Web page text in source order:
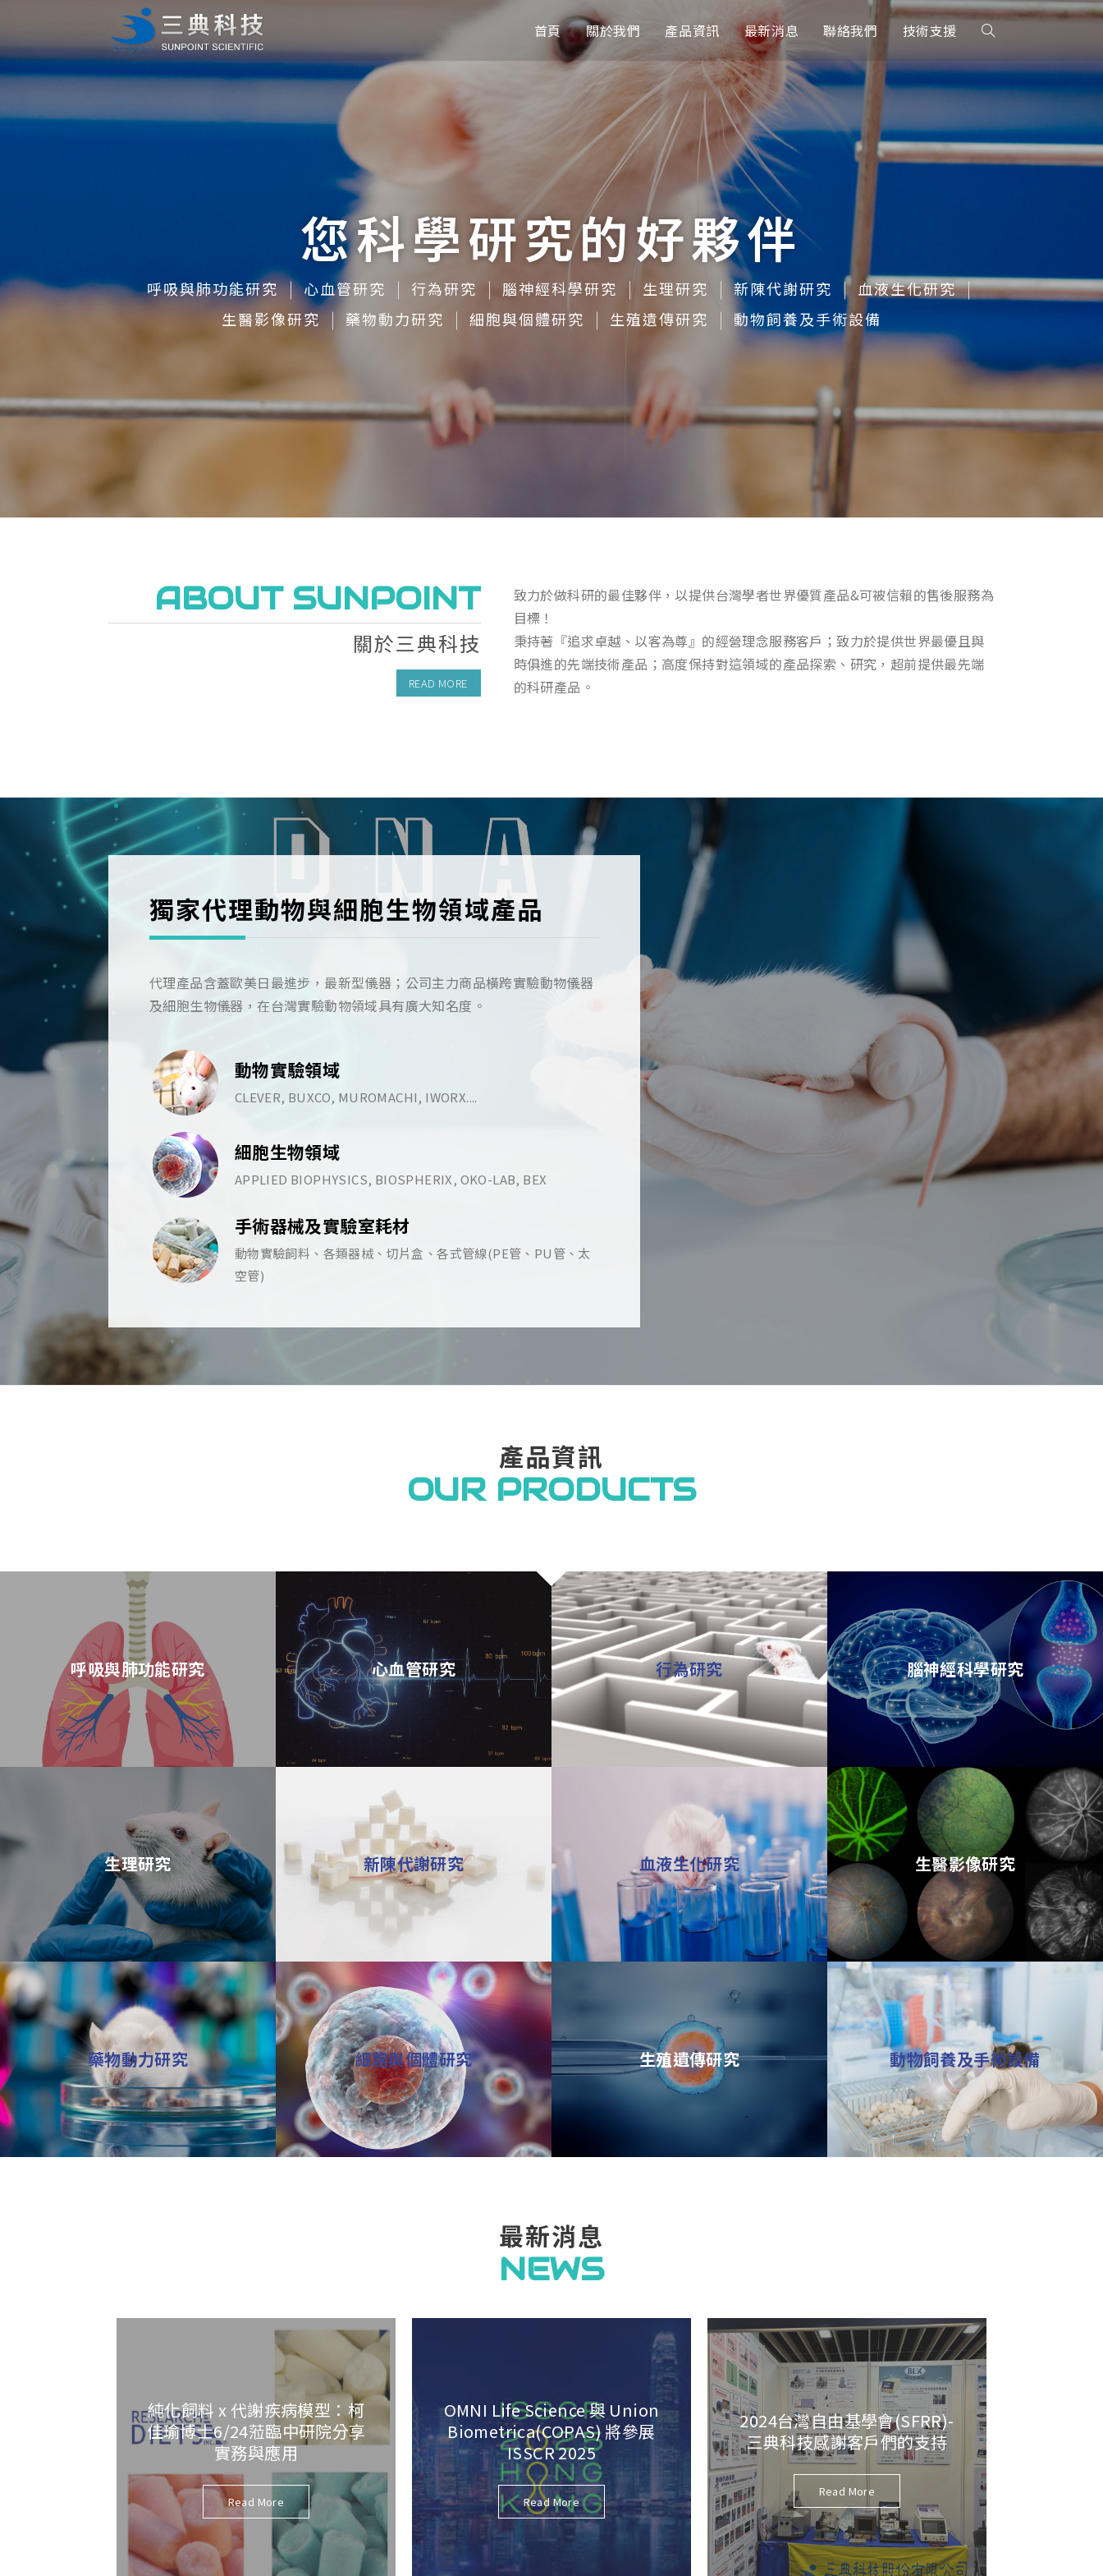
首頁 關於我們 產品資訊 最新消息 聯絡我們 技術支援
您科學研究的好夥伴
呼吸與肺功能研究 心血管研究 行為研究 腦神經科學研究 生理研究 新陳代謝研究
血液生化研究
生醫影像研究
藥物動力研究 細胞與個體研究 生殖遺傳研究 動物飼養及手術設備
ABOUT SUNPOINT
關於三典科技
READ MORE
致力於做科研的最佳夥伴，以提供台灣學者世界優質產品&可被信賴的售後服務為
目標！
秉持著『追求卓越、以客為尊』的經營理念服務客戶；致力於提供世界最優且與
時俱進的先端技術產品；高度保持對這領域的產品探索、研究，超前提供最先端
的科研產品。
獨家代理動物與細胞生物領域產品
代理產品含蓋歐美日最進步，最新型儀器；公司主力商品橫跨實驗動物儀器
及細胞生物儀器，在台灣實驗動物領域具有廣大知名度。
動物實驗領域
CLEVER, BUXCO, MUROMACHI, IWORX....
細胞生物領域
APPLIED BIOPHYSICS, BIOSPHERIX, OKO-LAB, BEX
手術器械及實驗室耗材
動物實驗飼料、各類器械、切片盒、各式管線(PE管、PU管、太
空管)
產品資訊
OUR PRODUCTS
呼吸與肺功能研究 心血管研究 行為研究 腦神經科學研究
生理研究 新陳代謝研究 血液生化研究 生醫影像研究
藥物動力研究 細胞與個體研究 生殖遺傳研究 動物飼養及手術設備
最新消息
NEWS
純化飼料 x 代謝疾病模型：柯
佳瑜博士6/24蒞臨中研院分享
實務與應用
Read More
OMNI Life Science 與 Union
Biometrica(COPAS) 將參展
ISSCR 2025
Read More
2024台灣自由基學會(SFRR)-
三典科技感謝客戶們的支持
Read More